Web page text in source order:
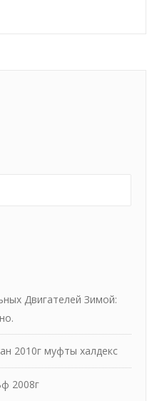
Двигателей Зимой:
2010г муфты халдекс
2008г